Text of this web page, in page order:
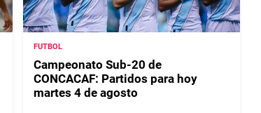
FUTBOL
Campeonato Sub-20 de
CONCACAF: Partidos para hoy
martes 4 de agosto